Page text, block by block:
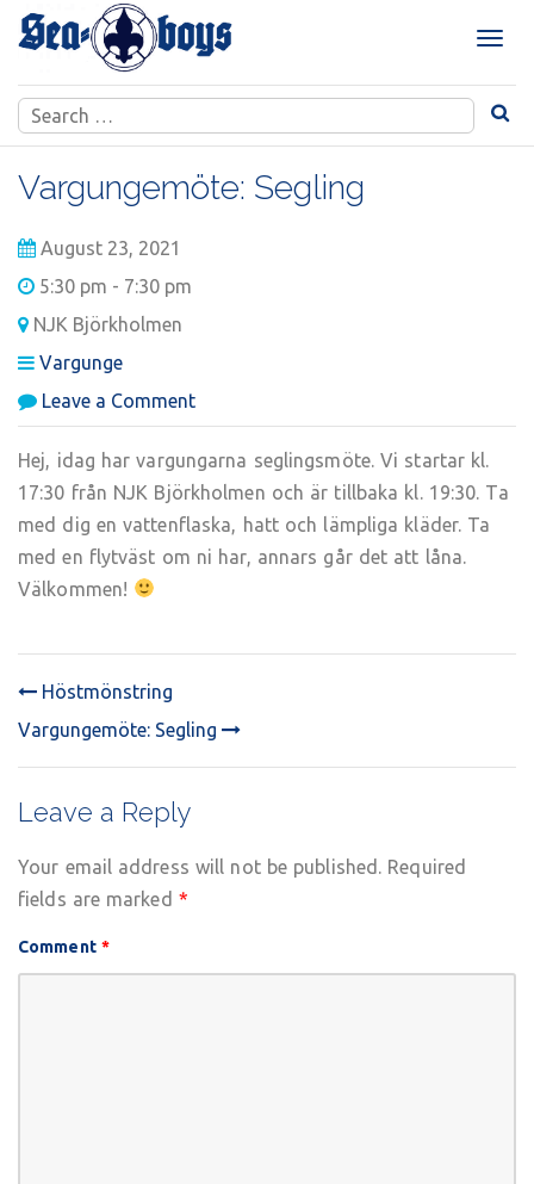
Skip
T
g
l
Search
for:
Vargungemöte: Segling
August 23, 2021
5:30 pm - 7:30 pm
NJK Björkholmen
Vargunge
Leave a Commenton
Vargungemöte:
Segling
Hej, idag har vargungarna seglingsmöte. Vi startar kl.
17:30 från NJK Björkholmen och är tillbaka kl. 19:30. Ta
med dig en vattenflaska, hatt och lämpliga kläder. Ta
med en flytväst om ni har, annars går det att låna.
Välkommen!
POST
NAVIGATION
Höstmönstring
Vargungemöte: Segling
Leave a Reply
Your email address will not be published. Required
fields are marked *
Comment *